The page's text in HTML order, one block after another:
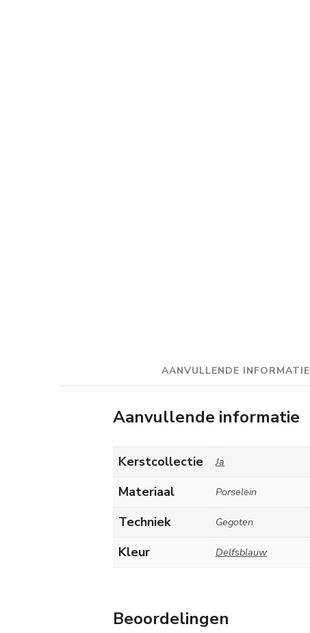
AANVULLENDE INFORMATIE
Aanvullende informatie
Kerstcollectie Ja
Materiaal Porselein
Techniek Gegoten
Kleur Delfsblauw
Beoordelingen